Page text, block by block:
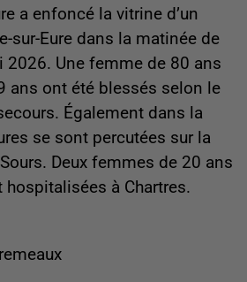
a enfoncé la vitrine d’un
sur-Eure dans la matinée de
2026. Une femme de 80 ans
ans ont été blessés selon le
Également dans la
se sont percutées sur la
Deux femmes de 20 ans
à Chartres.